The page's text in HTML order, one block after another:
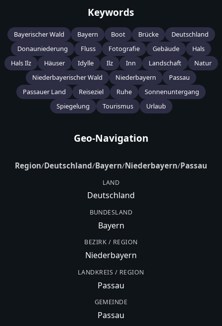
Keywords
Bayerischer Wald Bayern Boot Brücke
Deutschland
Donauniederung
Fluss Fotografie Gebäude
Hals
Hals Ilz
Häuser Idylle Ilz Inn Landschaft
Natur
Niederbayerischer Wald
Niederbayern
Passau
Passauer Land
Reiseziel Ruhe
Sonnenuntergang
Spiegelung
Tourismus Urlaub
Geo-Navigation
Region/Deutschland/Bayern/Niederbayern/Passau
LAND
Deutschland
BUNDESLAND
Bayern
BEZIRK / REGION
Niederbayern
LANDKREIS / REGION
Passau
GEMEINDE
Passau